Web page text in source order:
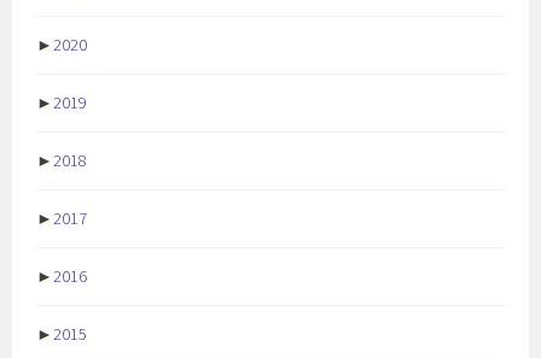
►2020
►2019
►2018
►2017
►2016
►2015